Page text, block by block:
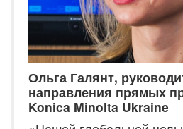
Ольга Галянт,
направления прямых
Konica Minolta Ukraine